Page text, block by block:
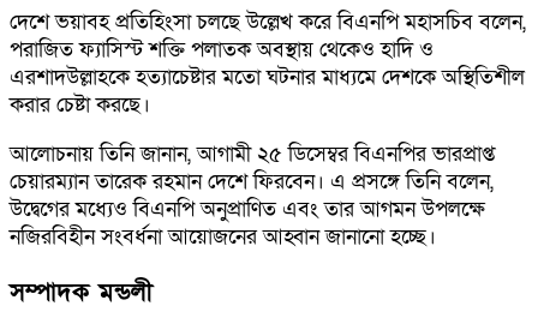
দেশে ভয়াবহ প্রতিহিংসা চলছে উল্লেখ করে বিএনপি মহাসচিব বলেন,
পরাজিত ফ্যাসিস্ট শক্তি পলাতক অবস্থায় থেকেও হাদি ও
এরশাদউল্লাহকে হত্যাচেষ্টার মতো ঘটনার মাধ্যমে দেশকে অস্থিতিশীল
করার চেষ্টা করছে।
আলোচনায় তিনি জানান, আগামী ২৫ ডিসেম্বর বিএনপির ভারপ্রাপ্ত
চেয়ারম্যান তারেক রহমান দেশে ফিরবেন। এ প্রসঙ্গে তিনি বলেন,
উদ্বেগের মধ্যেও বিএনপি অনুপ্রাণিত এবং তার আগমন উপলক্ষে
নজিরবিহীন সংবর্ধনা আয়োজনের আহ্বান জানানো হচ্ছে।
সম্পাদক মন্ডলী